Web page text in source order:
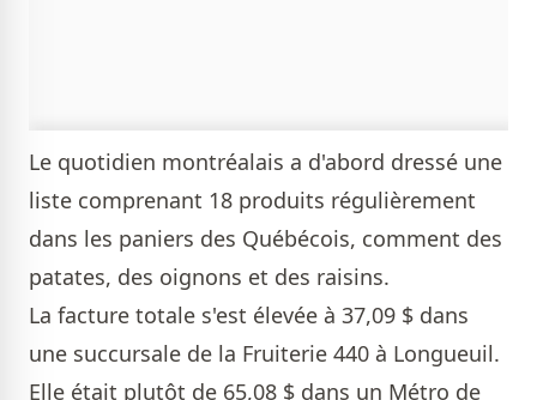
Le quotidien montréalais a d'abord dressé une
liste comprenant 18 produits régulièrement
dans les paniers des Québécois, comment des
patates, des oignons et des raisins.
La facture totale s'est élevée à 37,09 $ dans
une succursale de la Fruiterie 440 à Longueuil.
Elle était plutôt de 65,08 $ dans un Métro de